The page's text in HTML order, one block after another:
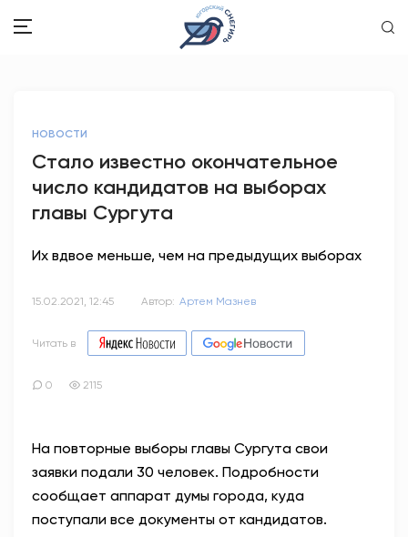
ОБРАЗОВАНИЕ
ВОПРОС-ОТВЕТ
АНТИТЕРРОР
ОФИЦИАЛЬНО
НОВОСТИ
Стало известно окончательное
число кандидатов на выборах
главы Сургута
Их вдвое меньше, чем на предыдущих выборах
15.02.2021, 12:45 Автор: Артем Мазнев
Читать в
0 2115
На повторные выборы главы Сургута свои
заявки подали 30 человек. Подробности
сообщает аппарат думы города, куда
поступали все документы от кандидатов.